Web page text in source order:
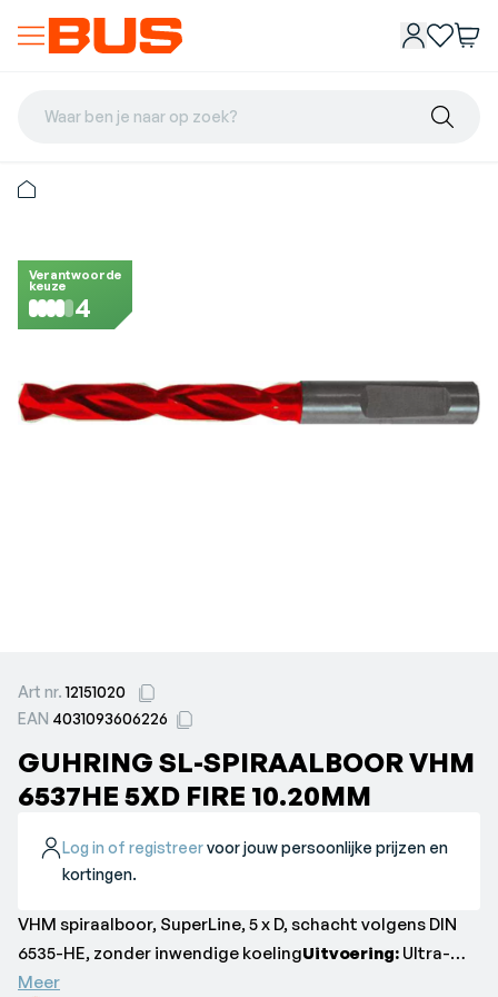
Waar ben je naar op zoek?
Verantwoorde
keuze
4
Art nr.12151020
EAN 4031093606226
GUHRING SL-SPIRAALBOOR VHM
6537HE 5XD FIRE 10.20MM
Log in of registreervoor jouw persoonlijke prijzen en
kortingen.
VHM spiraalboor, SuperLine, 5 x D, schacht volgens DIN
6535-HE, zonder inwendige koelingUitvoering: Ultra-
fijngekorreld-massief hardmetaal, DIN 6537, ty[e RT 100
Meer